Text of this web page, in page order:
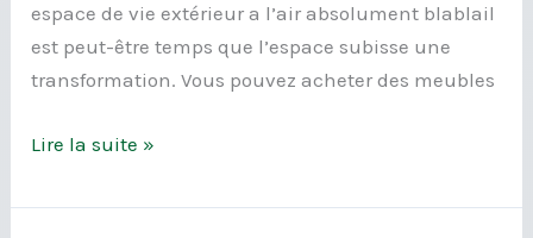
espace de vie extérieur a l’air absolument blablail
est peut-être temps que l’espace subisse une
transformation. Vous pouvez acheter des meubles
Lire la suite »